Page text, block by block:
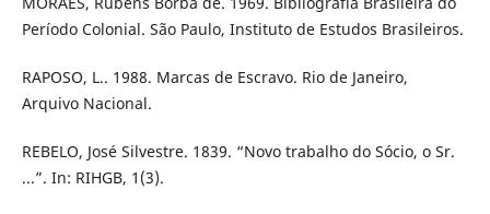
Período Colonial. São Paulo, Instituto de Estudos Brasileiros.
RAPOSO, L.. 1988. Marcas de Escravo. Rio de Janeiro,
Arquivo Nacional.
REBELO, José Silvestre. 1839. “Novo trabalho do Sócio, o Sr.
...”. In: RIHGB, 1(3).